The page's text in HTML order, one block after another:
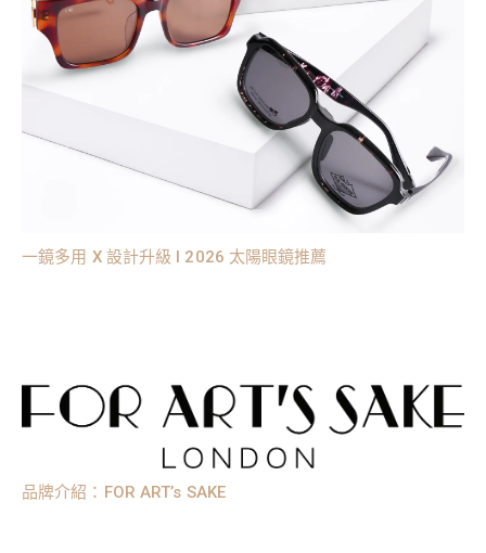
一鏡多用 X 設計升級 l 2026 太陽眼鏡推薦
品牌介紹：FOR ART’s SAKE